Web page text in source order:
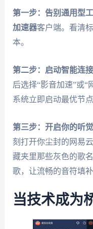
第一步：告别通用型
加速器客户端。看清
本。
第二步：启动智能连
后选择“影音加速”或“
系统立即启动最优节
第三步：开启你的听
刻打开你尘封的网易
藏夹里那些灰色的歌
歌，让流畅的音符填
当技术成为